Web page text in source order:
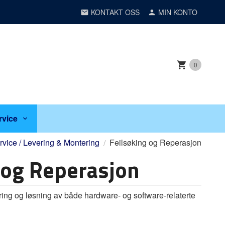
KONTAKT OSS MIN KONTO
0
/ Levering & Montering Feilsøking og Reperasjon
Reperasjon
og løsning av både hardware- og software-relaterte